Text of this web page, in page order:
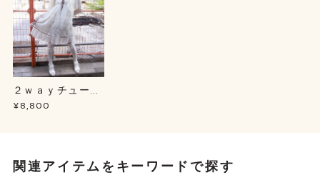
２ｗａｙチュール
チュニック
¥8,800
関連アイテムをキーワードで探す